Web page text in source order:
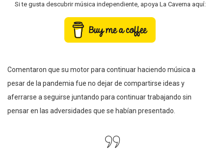
Si te gusta descubrir música independiente, apoya La Caverna aquí:
Comentaron que su motor para continuar haciendo música a
pesar de la pandemia fue no dejar de compartirse ideas y
aferrarse a seguirse juntando para continuar trabajando sin
pensar en las adversidades que se habían presentado.